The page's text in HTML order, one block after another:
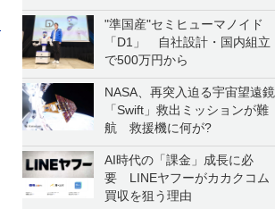
"準国産"セミヒューマノイド
「D1」 自社設計・国内組立
で500万円から
NASA、再突入迫る宇宙望遠鏡
「Swift」救出ミッションが難
航 救援機に何が?
AI時代の「課金」成長に必
要 LINEヤフーがカカクコム
買収を狙う理由